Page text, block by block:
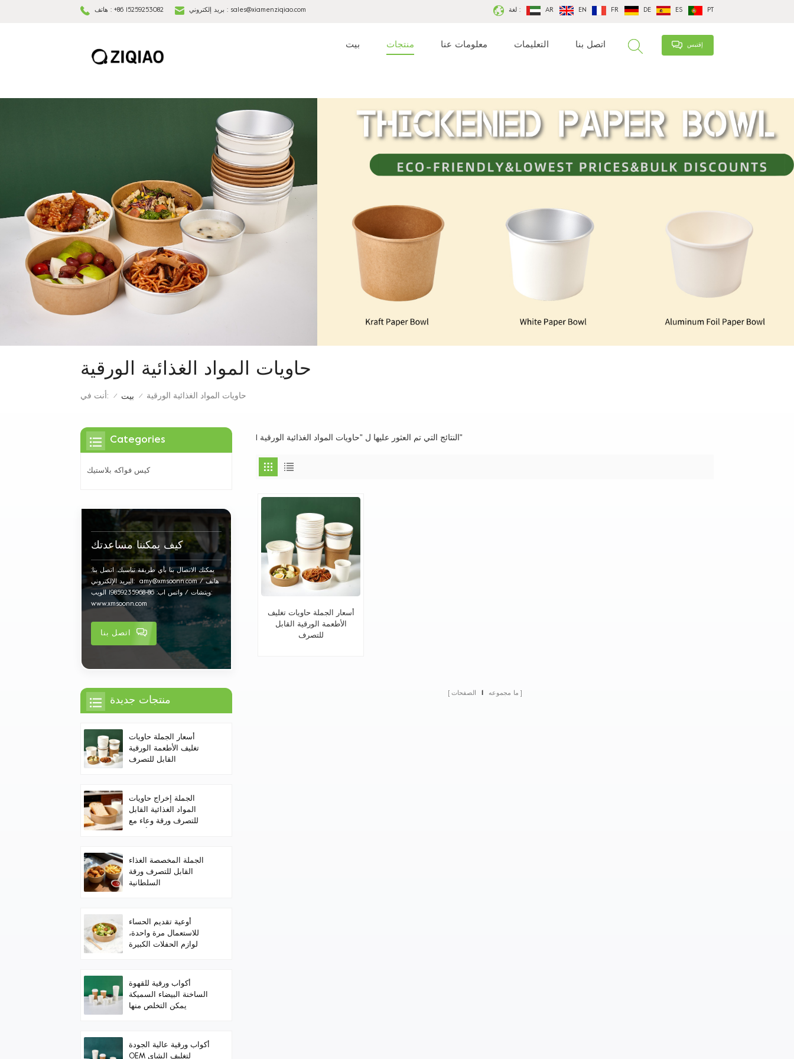
هاتف : +86 15259253082 بريد إلكتروني : sales@xiamenziqiao.com لغة : AR EN FR DE ES PT
إقتبس بيت منتجات معلومات عنا التعليمات اتصل بنا
حاويات المواد الغذائية الورقية
أنت في: / بيت / حاويات المواد الغذائية الورقية
1 النتائج التي تم العثور عليها ل "حاويات المواد الغذائية الورقية"
أسعار الجملة حاويات تغليف
الأطعمة الورقية القابل
للتصرف
ما مجموعه الصفحات
Categories
كيس فواكه بلاستيك
كيف يمكننا مساعدتك
يمكنك الاتصال بنا بأي طريقة تناسبك. اتصل بنا:
البريد الإلكتروني: amy@xmsoonn.com هاتف /
ويتشات / واتس اب: 86-19859235968 الويب:
www.xmsoonn.com
اتصل بنا
منتجات جديدة
أسعار الجملة حاويات
تغليف الأطعمة الورقية
القابل للتصرف
الجملة إخراج حاويات
المواد الغذائية القابل
للتصرف ورقة وعاء مع
الجملة المخصصة الغذاء
القابل للتصرف ورقة
السلطانية
أوعية تقديم الحساء
للاستعمال مرة واحدة،
لوازم الحفلات الكبيرة
أكواب ورقية للقهوة
الساخنة البيضاء السميكة
يمكن التخلص منها
أكواب ورقية عالية الجودة
OEM لتغليف الشاي